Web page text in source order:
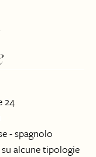
24
- spagnolo
alcune tipologie